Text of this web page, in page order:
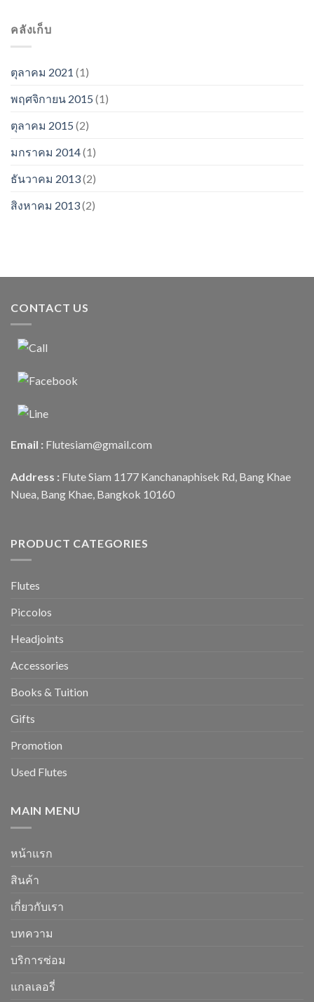
คลังเก็บ
ตุลาคม 2021 (1)
พฤศจิกายน 2015 (1)
ตุลาคม 2015 (2)
มกราคม 2014(1)
ธันวาคม 2013(2)
สิงหาคม 2013(2)
CONTACT US
Email : Flutesiam@gmail.com
Address : Flute Siam 1177 Kanchanaphisek Rd, Bang Khae
Nuea, Bang Khae, Bangkok 10160
PRODUCT CATEGORIES
Flutes
Piccolos
Headjoints
Accessories
Books & Tuition
Gifts
Promotion
Used Flutes
MAIN MENU
หน้าแรก
สินค้า
เกี่ยวกับเรา
บทความ
บริการซ่อม
แกลเลอรี่